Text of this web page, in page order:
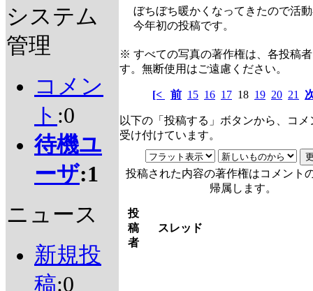
システム
管理
コメン
ト :0
待機ユ
ーザ:1
ニュース
新規投
稿:0
ぼちぼち暖かくなってきたので活
今年初の投稿です。
※ すべての写真の著作権は、各投稿
す。無断使用はご遠慮ください。
[< 前 15 16 17 18 19 20 21
以下の「投稿する」ボタンから、コ
受け付けています。
投稿された内容の著作権はコメント
帰属します。
投
稿
者
スレッド